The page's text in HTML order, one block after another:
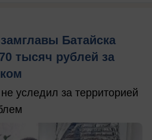
Батайска
тысяч рублей за
уследил за территорией